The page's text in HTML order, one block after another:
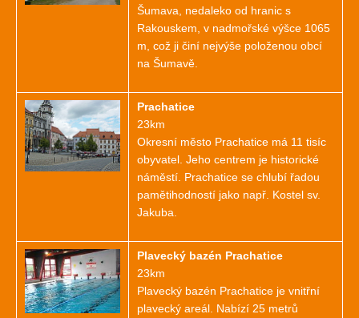
Šumava, nedaleko od hranic s
Rakouskem, v nadmořské výšce 1065
m, což ji činí nejvýše položenou obcí
na Šumavě.
Prachatice
23km
Okresní město Prachatice má 11 tisíc
obyvatel. Jeho centrem je historické
náměstí. Prachatice se chlubí řadou
pamětihodností jako např. Kostel sv.
Jakuba.
Plavecký bazén Prachatice
23km
Plavecký bazén Prachatice je vnitřní
plavecký areál. Nabízí 25 metrů